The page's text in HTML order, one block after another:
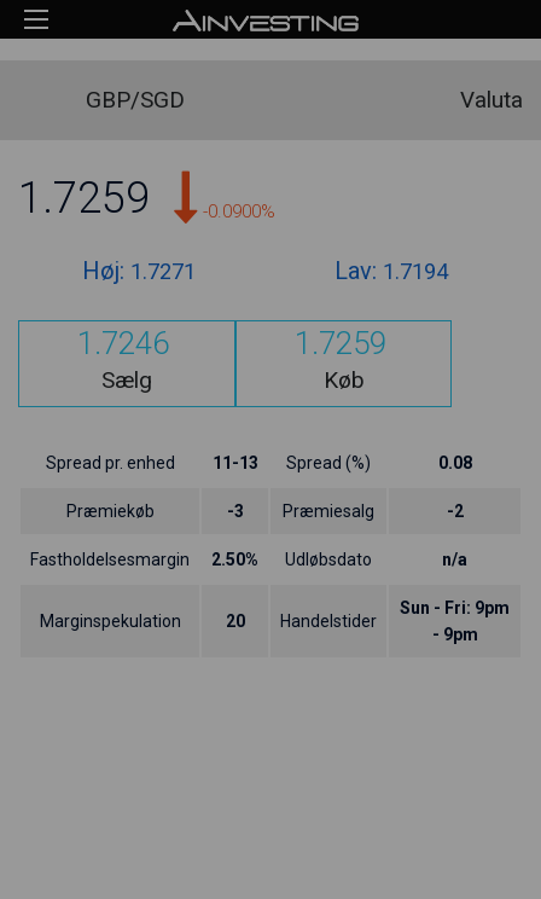
GBP/SGD Valuta
1.7259 -0.0900%
Høj: 1.7271 Lav: 1.7194
1.7246
Sælg
1.7259
Køb
Spread pr. enhed 11-13 Spread (%) 0.08
Præmiekøb -3 Præmiesalg -2
Fastholdelsesmargin 2.50% Udløbsdato n/a
Marginspekulation 20 Handelstider
Sun - Fri: 9pm
- 9pm